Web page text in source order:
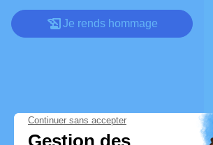
Je rends hommage